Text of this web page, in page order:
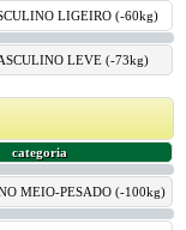
LIGEIRO (-60kg)
LEVE (-73kg)
categoria
MEIO-PESADO (-100kg)